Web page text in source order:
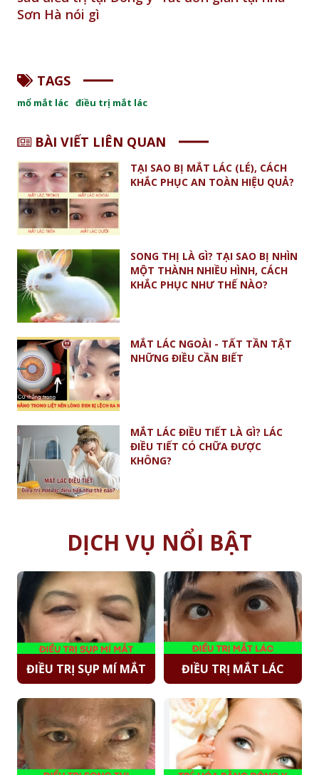
Sơn Hà nói gì
TAGS
mổ mắt lác điều trị mắt lác
BÀI VIẾT LIÊN QUAN
TẠI SAO BỊ MẮT LÁC (LÉ), CÁCH
KHẮC PHỤC AN TOÀN HIỆU QUẢ?
SONG THỊ LÀ GÌ? TẠI SAO BỊ NHÌN
MỘT THÀNH NHIỀU HÌNH, CÁCH
KHẮC PHỤC NHƯ THẾ NÀO?
MẮT LÁC NGOÀI - TẤT TẦN TẬT
NHỮNG ĐIỀU CẦN BIẾT
MẮT LÁC ĐIỀU TIẾT LÀ GÌ? LÁC
ĐIỀU TIẾT CÓ CHỮA ĐƯỢC
KHÔNG?
DỊCH VỤ NỔI BẬT
ĐIỀU TRỊ SỤP MÍ MẮT ĐIỀU TRỊ MẮT LÁC